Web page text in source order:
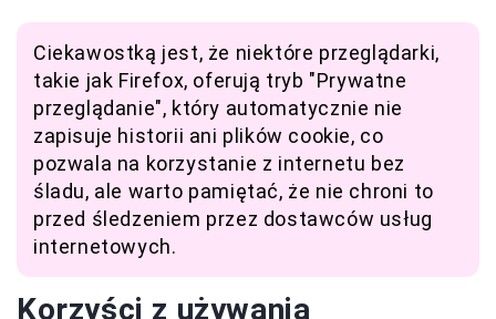
Ciekawostką jest, że niektóre przeglądarki,
takie jak Firefox, oferują tryb "Prywatne
przeglądanie", który automatycznie nie
zapisuje historii ani plików cookie, co
pozwala na korzystanie z internetu bez
śladu, ale warto pamiętać, że nie chroni to
przed śledzeniem przez dostawców usług
internetowych.
Korzyści z używania